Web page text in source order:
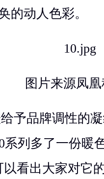
的动人色彩。
图片来源凤
予品牌调性的
系列多了一份暖
以看出大家对它